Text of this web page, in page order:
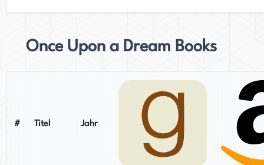
Once Upon a Dream Books
# Titel Jahr